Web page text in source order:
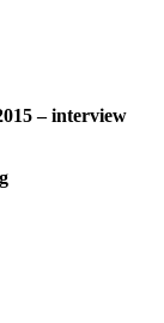
– interview